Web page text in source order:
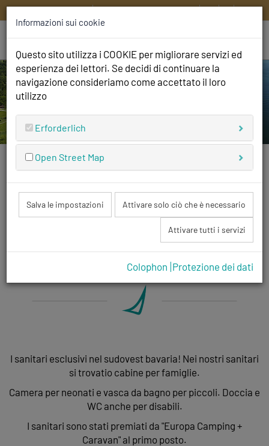
HOME CONTATTATECI DE EN IT FR
e non vediamo l'ora di darvi il benvenuto!
Bagni
I sanitari esclusivi nel sudovest bavaria! Nei nostri sanitari
si trovatio cabine per famiglie.
Camera per neonati e vasca da bagno per piccoli. Doccia e
WC anche per disabili.
I sanitari sono stati premiati da "Europa Camping +
Caravan" al primo posto.
Informazioni sui cookie
Questo sito utilizza i COOKIE per migliorare servizi ed
esperienza dei lettori. Se decidi di continuare la
navigazione consideriamo come accettato il loro
utilizzo
Erforderlich
Open Street Map
Salva le impostazioni Attivare solo ciò che è necessario
Attivare tutti i servizi
Colophon Protezione dei dati